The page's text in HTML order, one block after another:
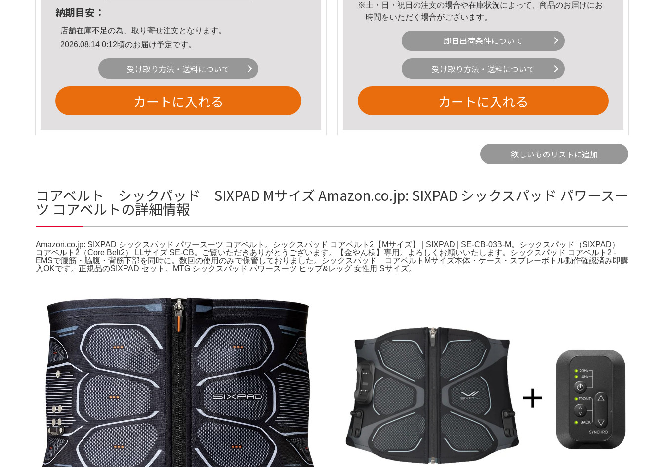
納期目安：
店舗在庫不足の為、取り寄せ注文となります。
2026.08.14 0:12頃のお届け予定です。
受け取り方法・送料について
カートに入れる
※土・日・祝日の注文の場合や在庫状況によって、商品のお届けにお
時間をいただく場合がございます。
即日出荷条件について
受け取り方法・送料について
カートに入れる
欲しいものリストに追加
コアベルト シックパッド SIXPAD Mサイズ Amazon.co.jp: SIXPAD シックスパッド パワースー
ツ コアベルトの詳細情報
Amazon.co.jp: SIXPAD シックスパッド パワースーツ コアベルト。シックスパッド コアベルト2【Mサイズ】 | SIXPAD | SE-CB-03B-M。シックスパッド（SIXPAD）
コアベルト2（Core Belt2） LLサイズ SE-CB。ご覧いただきありがとうございます。【金やん様】専用。よろしくお願いいたします。シックスパッド コアベルト2 -
EMSで腹筋・脇腹・背筋下部を同時に。数回の使用のみで保管しておりました。シックスパッド コアベルトMサイズ本体・ケース・スプレーボトル動作確認済み即購
入OKです。正規品のSIXPAD セット。MTG シックスパッド パワースーツ ヒップ&レッグ 女性用 Sサイズ。